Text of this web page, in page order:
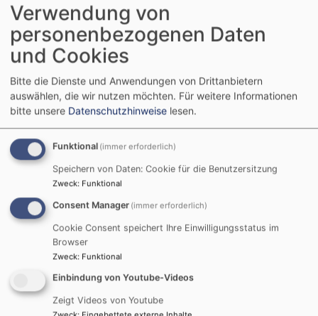
www.lernort-herzogsaegmuehle.de
Ansprechpartnerin:
Babette Müller-Gräper M.A. | Leiterin
Verwendung von
personenbezogenen Daten
und Cookies
Bitte die Dienste und Anwendungen von Drittanbietern
auswählen, die wir nutzen möchten. Für weitere Informationen
bitte unsere Datenschutzhinweise lesen.
Funktional (immer erforderlich)
Speichern von Daten: Cookie für die Benutzersitzung
Zweck: Funktional
Consent Manager (immer erforderlich)
Cookie Consent speichert Ihre Einwilligungsstatus im
Browser
Zweck: Funktional
Einbindung von Youtube-Videos
Zeigt Videos von Youtube